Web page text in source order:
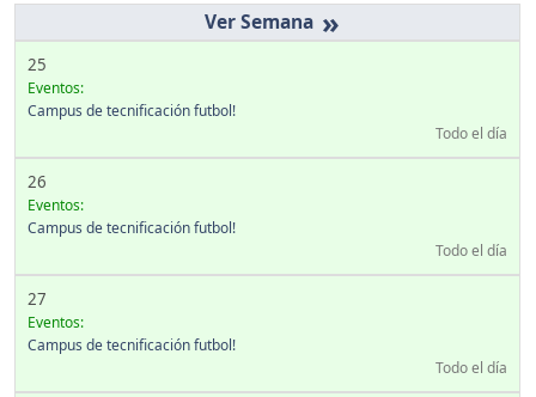
»
25
Eventos:
Campus de tecnificación futbol!
Todo el día
26
Eventos:
Campus de tecnificación futbol!
Todo el día
27
Eventos:
Campus de tecnificación futbol!
Todo el día